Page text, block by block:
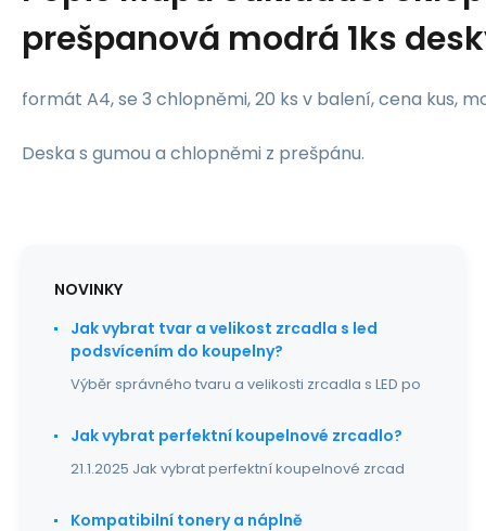
prešpanová modrá 1ks
formát A4, se 3 chlopněmi, 20 ks v balení, cena kus,
Deska s gumou a chlopněmi z prešpánu.
NOVINKY
Jak vybrat tvar a velikost zrcadla s led
podsvícením do koupelny?
Výběr správného tvaru a velikosti zrcadla s LED po
Jak vybrat perfektní koupelnové zrcadlo?
21.1.2025 Jak vybrat perfektní koupelnové zrcad
Kompatibilní tonery a náplně